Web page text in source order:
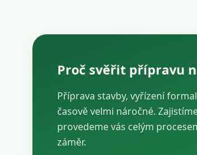
Proč svěřit přípravu
Příprava stavby, vyřízení
časově velmi náročné.
provedeme vás celým
záměr.